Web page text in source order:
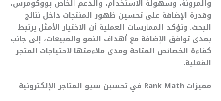
والمرونة، وسهولة الاستخدام، والدعم الخاص بووكومرس،
وقدرة الإضافة على تحسين ظهور المنتجات داخل نتائج
البحث. وتؤكد الممارسات العملية أن الاختيار الأمثل يرتبط
بمدى توافق الإضافة مع أهداف النمو والمبيعات، إلى جانب
كفاءة الخصائص المتاحة ومدى ملاءمتها لاحتياجات المتجر
الفعلية.
مميزات Rank Math في تحسين سيو المتاجر الإلكترونية